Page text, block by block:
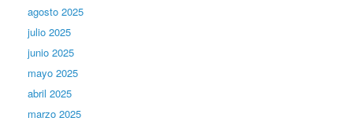
agosto 2025
julio 2025
junio 2025
mayo 2025
abril 2025
marzo 2025